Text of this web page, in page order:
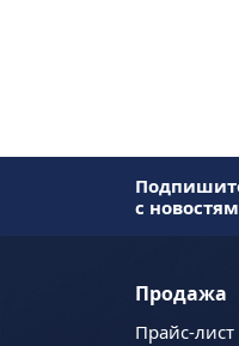
с
Продажа
Прайс-лист